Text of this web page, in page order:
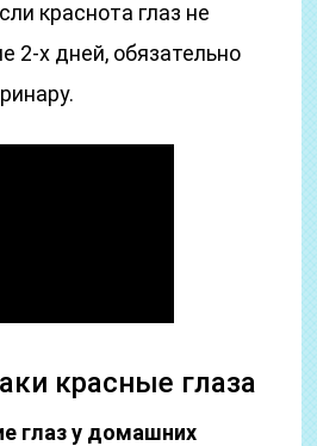
краснота глаз не
2-х дней, обязательно
красные глаза
глаз у домашних